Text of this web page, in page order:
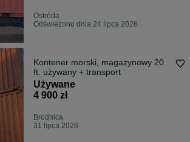
Ostróda
Odświeżono dnia 24 lipca 2026
Kontener morski, magazynowy 20
ft. używany + transport
Używane
4 900 zł
Brodnica
31 lipca 2026